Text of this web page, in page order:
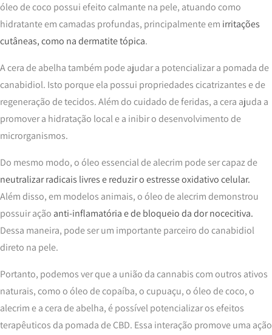
óleo de coco possui efeito calmante na pele, atuando como
hidratante em camadas profundas, principalmente em irritações
cutâneas, como na dermatite tópica.
A cera de abelha também pode ajudar a potencializar a pomada de
canabidiol. Isto porque ela possui propriedades cicatrizantes e de
regeneração de tecidos. Além do cuidado de feridas, a cera ajuda a
promover a hidratação local e a inibir o desenvolvimento de
microrganismos.
Do mesmo modo, o óleo essencial de alecrim pode ser capaz de
neutralizar radicais livres e reduzir o estresse oxidativo celular.
Além disso, em modelos animais, o óleo de alecrim demonstrou
possuir ação anti-inflamatória e de bloqueio da dor nocecitiva.
Dessa maneira, pode ser um importante parceiro do canabidiol
direto na pele.
Portanto, podemos ver que a união da cannabis com outros ativos
naturais, como o óleo de copaíba, o cupuaçu, o óleo de coco, o
alecrim e a cera de abelha, é possível potencializar os efeitos
terapêuticos da pomada de CBD. Essa interação promove uma ação